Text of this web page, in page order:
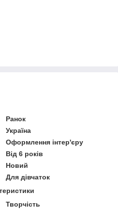
Ранок
Україна
Оформлення інтер'єру
Від 6 років
Новий
Для дівчаток
Творчість